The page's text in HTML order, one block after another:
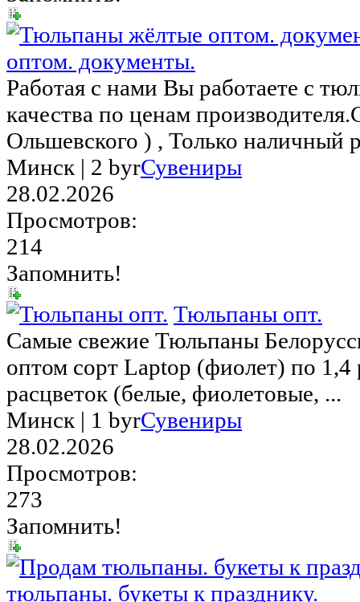
оптом. документы.
Работая с нами Вы работаете с
качества по ценам
Ольшевского ) , Только наличный
Минск | 2 byrСувениры
28.02.2026
Просмотров:
214
Запомнить!
Тюльпаны опт.
Самые свежие Тюльпаны
оптом сорт Laptop (фиолет) по
расцветок (белые, фиолетовые, ...
Минск | 1 byrСувениры
28.02.2026
Просмотров:
273
Запомнить!
тюльпаны. букеты к празднику.